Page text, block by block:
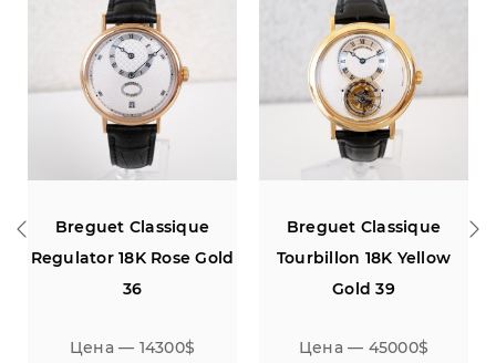
Breguet Classique
Tourbillon 18K Yellow
Gold 39
Цена — 45000$
Breguet Type XXI
Flyback Chronograph 42
Цена — 7900$